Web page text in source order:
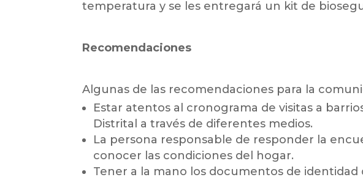
temperatura y se les entregará un kit de
Recomendaciones
Algunas de las recomendaciones para la
Estar atentos al cronograma de visitas a
Distrital a través de diferentes medios.
La persona responsable de responder la
conocer las condiciones del hogar.
Tener a la mano los documentos de